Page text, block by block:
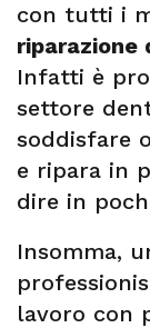
con tutti i
riparazione
Infatti è
settore
soddisfare
e ripara in
dire in
Insomma,
lavoro con